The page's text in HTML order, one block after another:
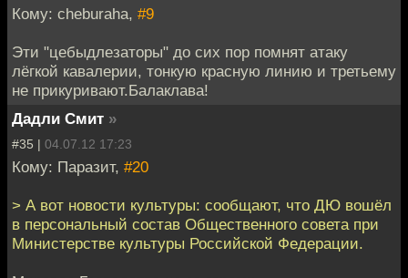
Кому: cheburaha, #9
Эти "цебыдлезаторы" до сих пор помнят атаку
лёгкой кавалерии, тонкую красную линию и третьему
не прикуривают.Балаклава!
Дадли Смит »
#35 | 04.07.12 17:23
Кому: Паразит, #20
> А вот новости культуры: сообщают, что ДЮ вошёл
в персональный состав Общественного совета при
Министерстве культуры Российской Федерации.